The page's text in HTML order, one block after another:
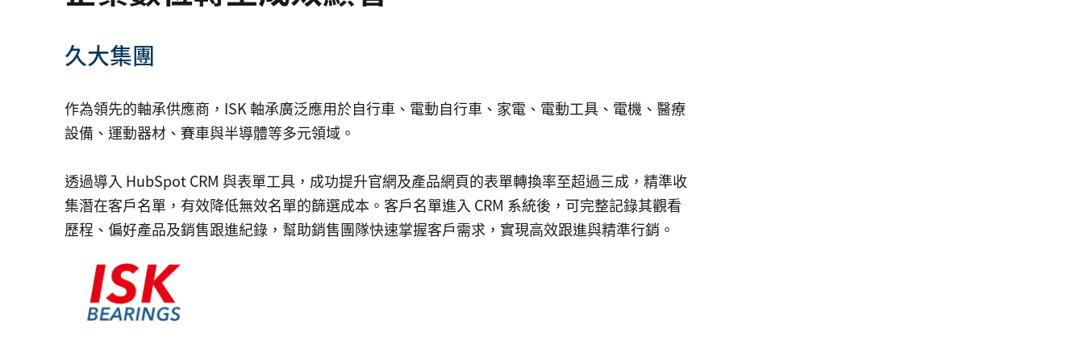
久大集團
作為領先的軸承供應商，ISK 軸承廣泛應用於自行車、電動自行車、家電、電動工具、電機、醫療
設備、運動器材、賽車與半導體等多元領域。
透過導入 HubSpot CRM 與表單工具，成功提升官網及產品網頁的表單轉換率至超過三成，精準收
集潛在客戶名單，有效降低無效名單的篩選成本。客戶名單進入 CRM 系統後，可完整記錄其觀看
歷程、偏好產品及銷售跟進紀錄，幫助銷售團隊快速掌握客戶需求，實現高效跟進與精準行銷。